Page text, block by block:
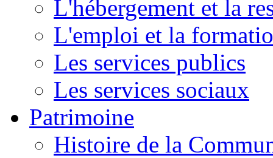
L'hébergement et la
L'emploi et la
Les services publics
Les services sociaux
Patrimoine
Histoire de la